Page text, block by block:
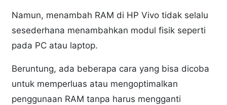
Namun, menambah RAM di HP Vivo tidak selalu
sesederhana menambahkan modul fisik seperti
pada PC atau laptop.
Beruntung, ada beberapa cara yang bisa dicoba
untuk memperluas atau mengoptimalkan
penggunaan RAM tanpa harus mengganti